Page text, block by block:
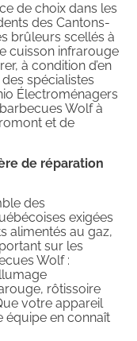
de choix dans les
des Cantons-
brûleurs scellés à
cuisson infrarouge
à condition d’en
spécialistes
Électroménagers
Wolf à
et de
de réparation
des
exigées
alimentés au gaz,
sur les
Wolf :
rôtissoire
votre appareil
équipe en connaît